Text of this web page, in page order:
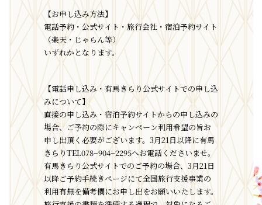
【お申し込み方法】
電話予約・公式サイト・旅行会社・宿泊予約サイト
（楽天・じゃらん等）
いずれかとなります。
【電話申し込み・有馬きらり公式サイトでの申し込
みについて】
直接の申し込み・宿泊予約サイトからの申し込みの
場合、ご予約の際にキャンペーン利用希望の旨お
申し出頂く必要がございます。3月21日以降に有馬
きらりTEL078−904−2295へお電話くださいませ。
有馬きらり公式サイトでのご予約の場合、3月21日
以降ご予約手続きページにて全国旅行支援事業の
利用有無を備考欄にお申し出をお願いいたします。